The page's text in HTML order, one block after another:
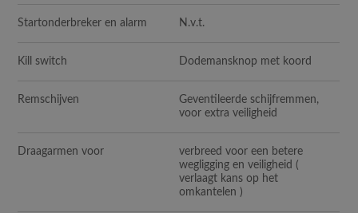
Startonderbreker en alarm N.v.t.
Kill switch Dodemansknop met koord
Remschijven
Geventileerde schijfremmen,
voor extra veiligheid
Draagarmen voor
verbreed voor een betere
wegligging en veiligheid (
verlaagt kans op het
omkantelen )